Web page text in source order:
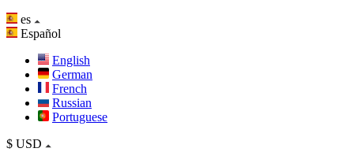
es
Español
English
German
French
Russian
Portuguese
$ USD